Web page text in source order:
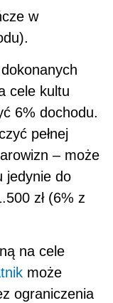
w
cele kultu
6% dochodu.
pełnej
– może
jedynie do
zł (6% z
na cele
może
ograniczenia